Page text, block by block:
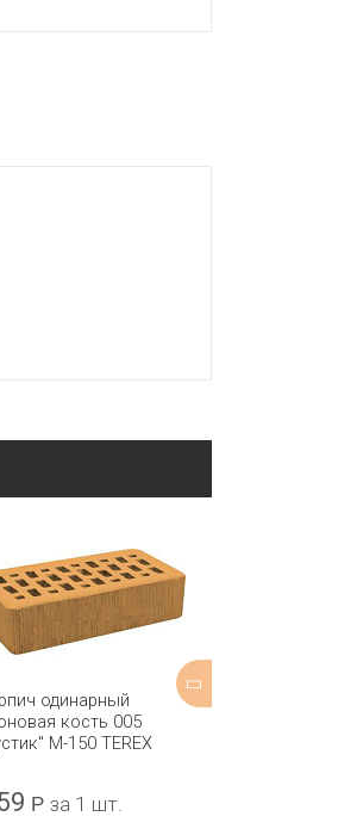
одинарный
кость 005
М-150 TEREX
Р за 1 шт.